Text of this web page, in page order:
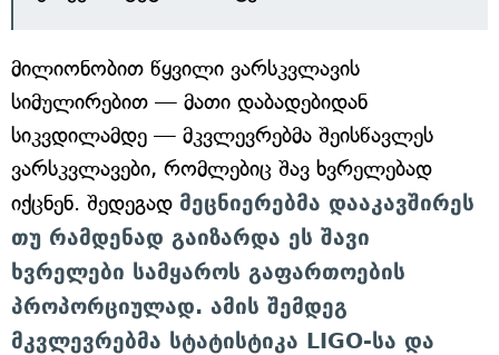
მილიონობით წყვილი ვარსკვლავის
სიმულირებით — მათი დაბადებიდან
სიკვდილამდე — მკვლევრებმა შეისწავლეს
ვარსკვლავები, რომლებიც შავ ხვრელებად
იქცნენ. შედეგად მეცნიერებმა დააკავშირეს
თუ რამდენად გაიზარდა ეს შავი
ხვრელები სამყაროს გაფართოების
პროპორციულად. ამის შემდეგ
მკვლევრებმა სტატისტიკა LIGO-სა და